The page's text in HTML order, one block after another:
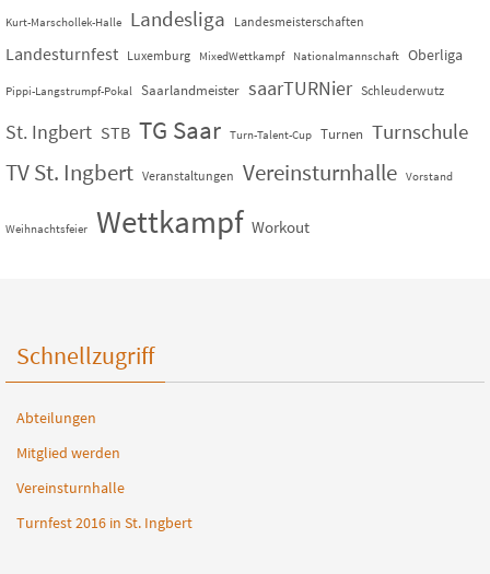
Kurt-Marschollek-Halle Landesliga Landesmeisterschaften
Landesturnfest Luxemburg MixedWettkampf Nationalmannschaft Oberliga
Pippi-Langstrumpf-Pokal Saarlandmeister saarTURNier Schleuderwutz
St. Ingbert STB TG Saar Turn-Talent-Cup Turnen Turnschule
TV St. Ingbert Veranstaltungen Vereinsturnhalle Vorstand
Weihnachtsfeier Wettkampf Workout
Schnellzugriff
Abteilungen
Mitglied werden
Vereinsturnhalle
Turnfest 2016 in St. Ingbert